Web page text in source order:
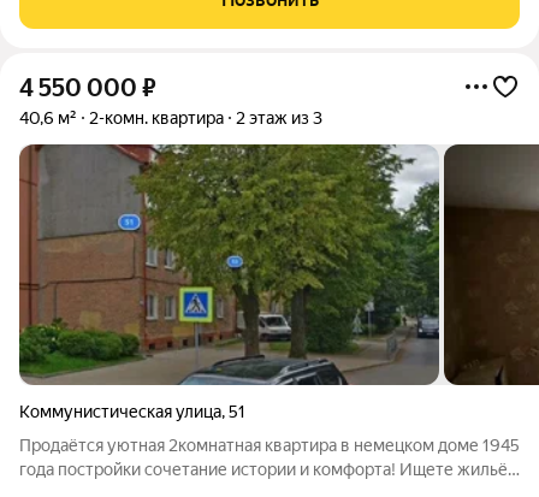
51,7 м / жилая
4 550 000 ₽
40,6 м² 2-комн. квартира 2 этаж из 3
Коммунистическая улица,51
Продаётся уютная 2комнатная квартира в немецком доме 1945
года постройки сочетание истории и комфорта! Ищете жильё,